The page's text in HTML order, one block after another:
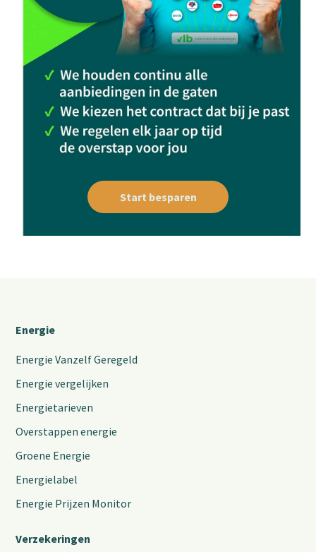
Start besparen
Energie
Energie Vanzelf Geregeld
Energie vergelijken
Energietarieven
Overstappen energie
Groene Energie
Energielabel
Energie Prijzen Monitor
Verzekeringen